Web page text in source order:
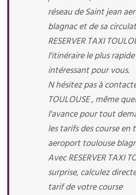
réseau de Saint jean
blagnac et de sa
RESERVER TAXI
l'itinéraire le plus
intéressant pour vous.
N hésitez pas à
TOULOUSE , même
l'avance pour tout
les tarifs des course en
aeroport toulouse
Avec RESERVER TAXI
surprise, calculez
tarif de votre course